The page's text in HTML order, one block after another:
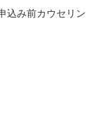
込み前カウセリン